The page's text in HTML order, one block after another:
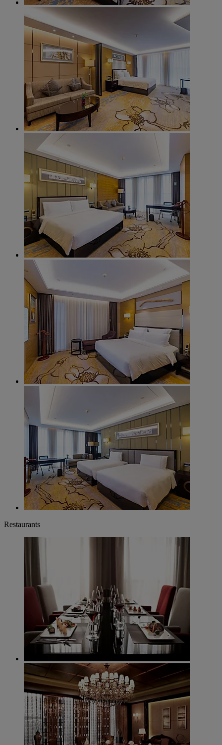
Restaurants